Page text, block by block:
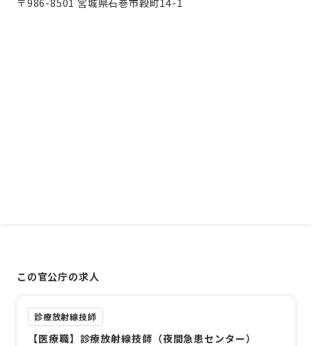
この官公庁の求人
診療放射線技師
【医療職】診療放射線技師（夜間急患センター）